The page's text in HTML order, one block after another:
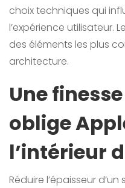
choix techniques qui
l’expérience utilisateur.
des éléments les plus
architecture.
Une
oblige
l’intérieur
Réduire l’épaisseur